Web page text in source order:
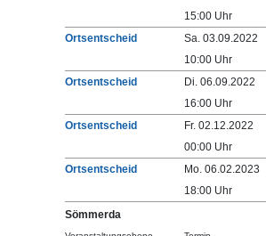
15:00 Uhr
Ortsentscheid
Sa. 03.09.2022
10:00 Uhr
Ortsentscheid
Di. 06.09.2022
16:00 Uhr
Ortsentscheid
Fr. 02.12.2022
00:00 Uhr
Ortsentscheid
Mo. 06.02.2023
18:00 Uhr
Sömmerda